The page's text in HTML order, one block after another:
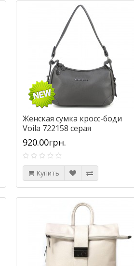
Женская сумка кросс-боди
Voila 722158 серая
920.00грн.
Купить